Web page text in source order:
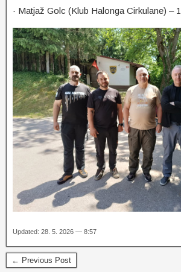
· Matjaž Golc (Klub Halonga Cirkulane) –
Updated: 28. 5. 2026 — 8:57
← Previous Post